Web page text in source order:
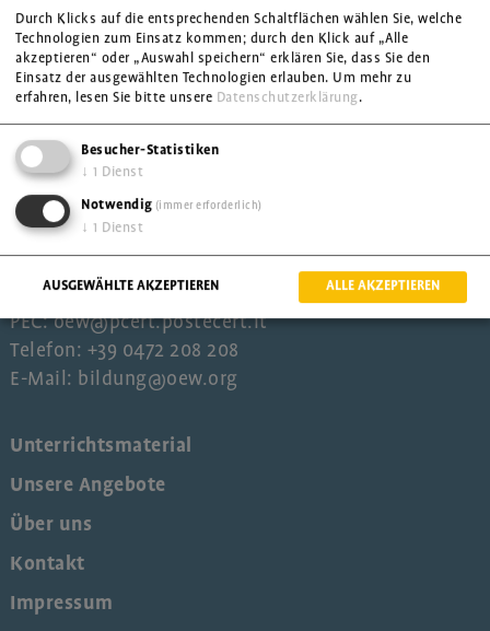
OEW-Organisation für Eine solidarische Welt
Vintlerstraße 34
Jakob-Steiner-Haus
39042 Brixen
Öffnungszeiten
Mo - Fr: 9 - 12.30 Uhr
Mo + Mi: 14 - 17 Uhr
PEC: oew@pcert.postecert.it
Telefon: +39 0472 208 208
E-Mail: bildung@oew.org
Unterrichtsmaterial
Unsere Angebote
Über uns
Kontakt
Impressum
Durch Klicks auf die entsprechenden Schaltflächen wählen Sie, welche
Technologien zum Einsatz kommen; durch den Klick auf „Alle
akzeptieren“ oder „Auswahl speichern“ erklären Sie, dass Sie den
Einsatz der ausgewählten Technologien erlauben. Um mehr zu
erfahren, lesen Sie bitte unsere Datenschutzerklärung.
Besucher-Statistiken
↓ 1 Dienst
Notwendig (immer erforderlich)
↓ 1 Dienst
AUSGEWÄHLTE AKZEPTIEREN ALLE AKZEPTIEREN